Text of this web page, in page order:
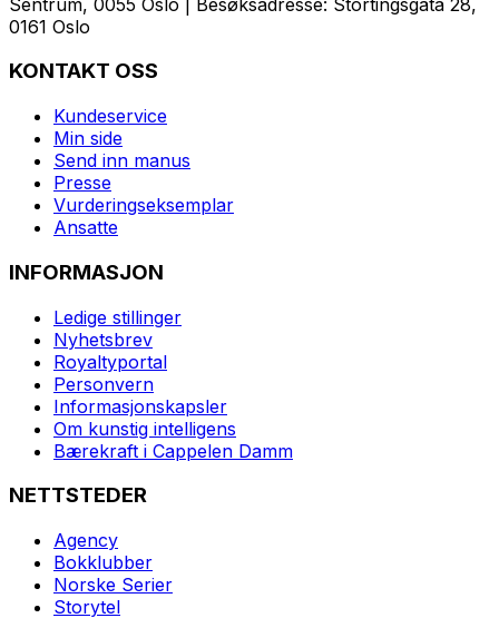
0161 Oslo
KONTAKT OSS
Kundeservice
Min side
Send inn manus
Presse
Vurderingseksemplar
Ansatte
INFORMASJON
Ledige stillinger
Nyhetsbrev
Royaltyportal
Personvern
Informasjonskapsler
Om kunstig intelligens
Bærekraft i Cappelen Damm
NETTSTEDER
Agency
Bokklubber
Norske Serier
Storytel